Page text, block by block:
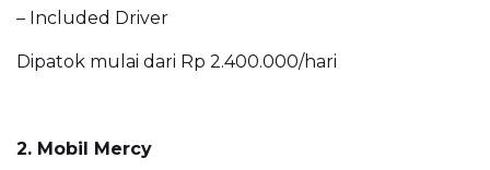
– Included Driver
Dipatok mulai dari Rp 2.400.000/hari
2. Mobil Mercy